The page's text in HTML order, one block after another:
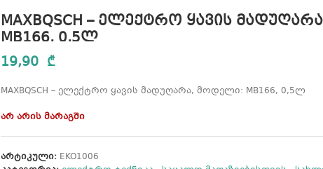
MAXBQSCH – ელექტრო ყავის
MB166, 0,5ლ
19,90 ₾
MAXBQSCH – ელექტრო ყავის მადუღარა, მოდელი: MB166, 0,5ლ
არ არის მარაგში
არტიკული: EKO1006